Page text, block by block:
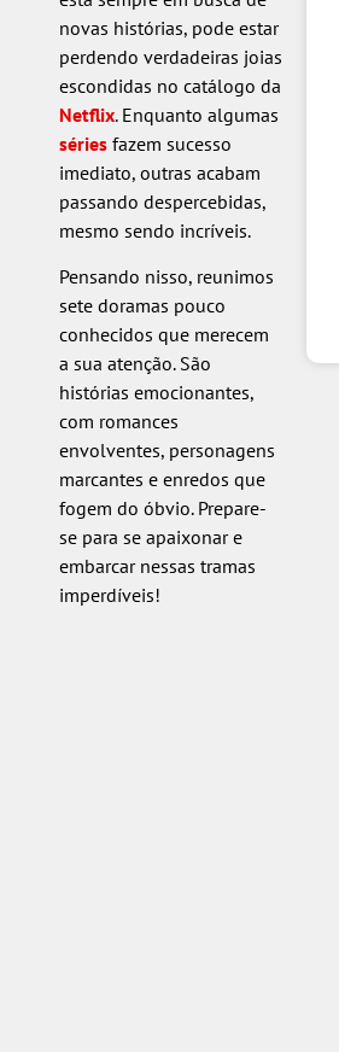
novas histórias, pode estar
perdendo verdadeiras joias
escondidas no catálogo da
Netflix. Enquanto algumas
sériesfazem sucesso
imediato, outras acabam
passando despercebidas,
mesmo sendo incríveis.
Pensando nisso, reunimos
sete doramas pouco
conhecidos que merecem
a sua atenção. São
histórias emocionantes,
com romances
envolventes, personagens
marcantes e enredos que
fogem do óbvio. Prepare-
se para se apaixonar e
embarcar nessas tramas
imperdíveis!